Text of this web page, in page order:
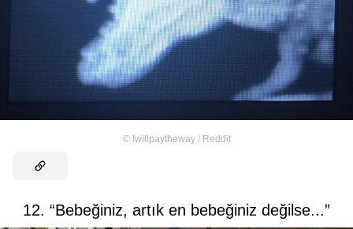
© Iwillpaytheway / Reddit
12. “Bebeğiniz, artık en bebeğiniz değilse...”